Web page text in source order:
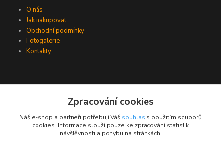
O nás
Jak nakupovat
Obchodní podmínky
Fotogalerie
Kontakty
Zpracování cookies
Náš e-shop a partneři potřebují Váš souhlas s použitím souborů
cookies. Informace slouží pouze ke zpracování statistik
návštěvnosti a pohybu na stránkách.